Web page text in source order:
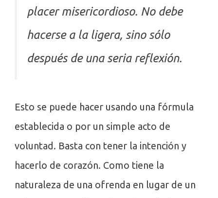
placer misericordioso. No debe
hacerse a la ligera, sino sólo
después de una seria reflexión.
Esto se puede hacer usando una fórmula
establecida o por un simple acto de
voluntad. Basta con tener la intención y
hacerlo de corazón. Como tiene la
naturaleza de una ofrenda en lugar de un